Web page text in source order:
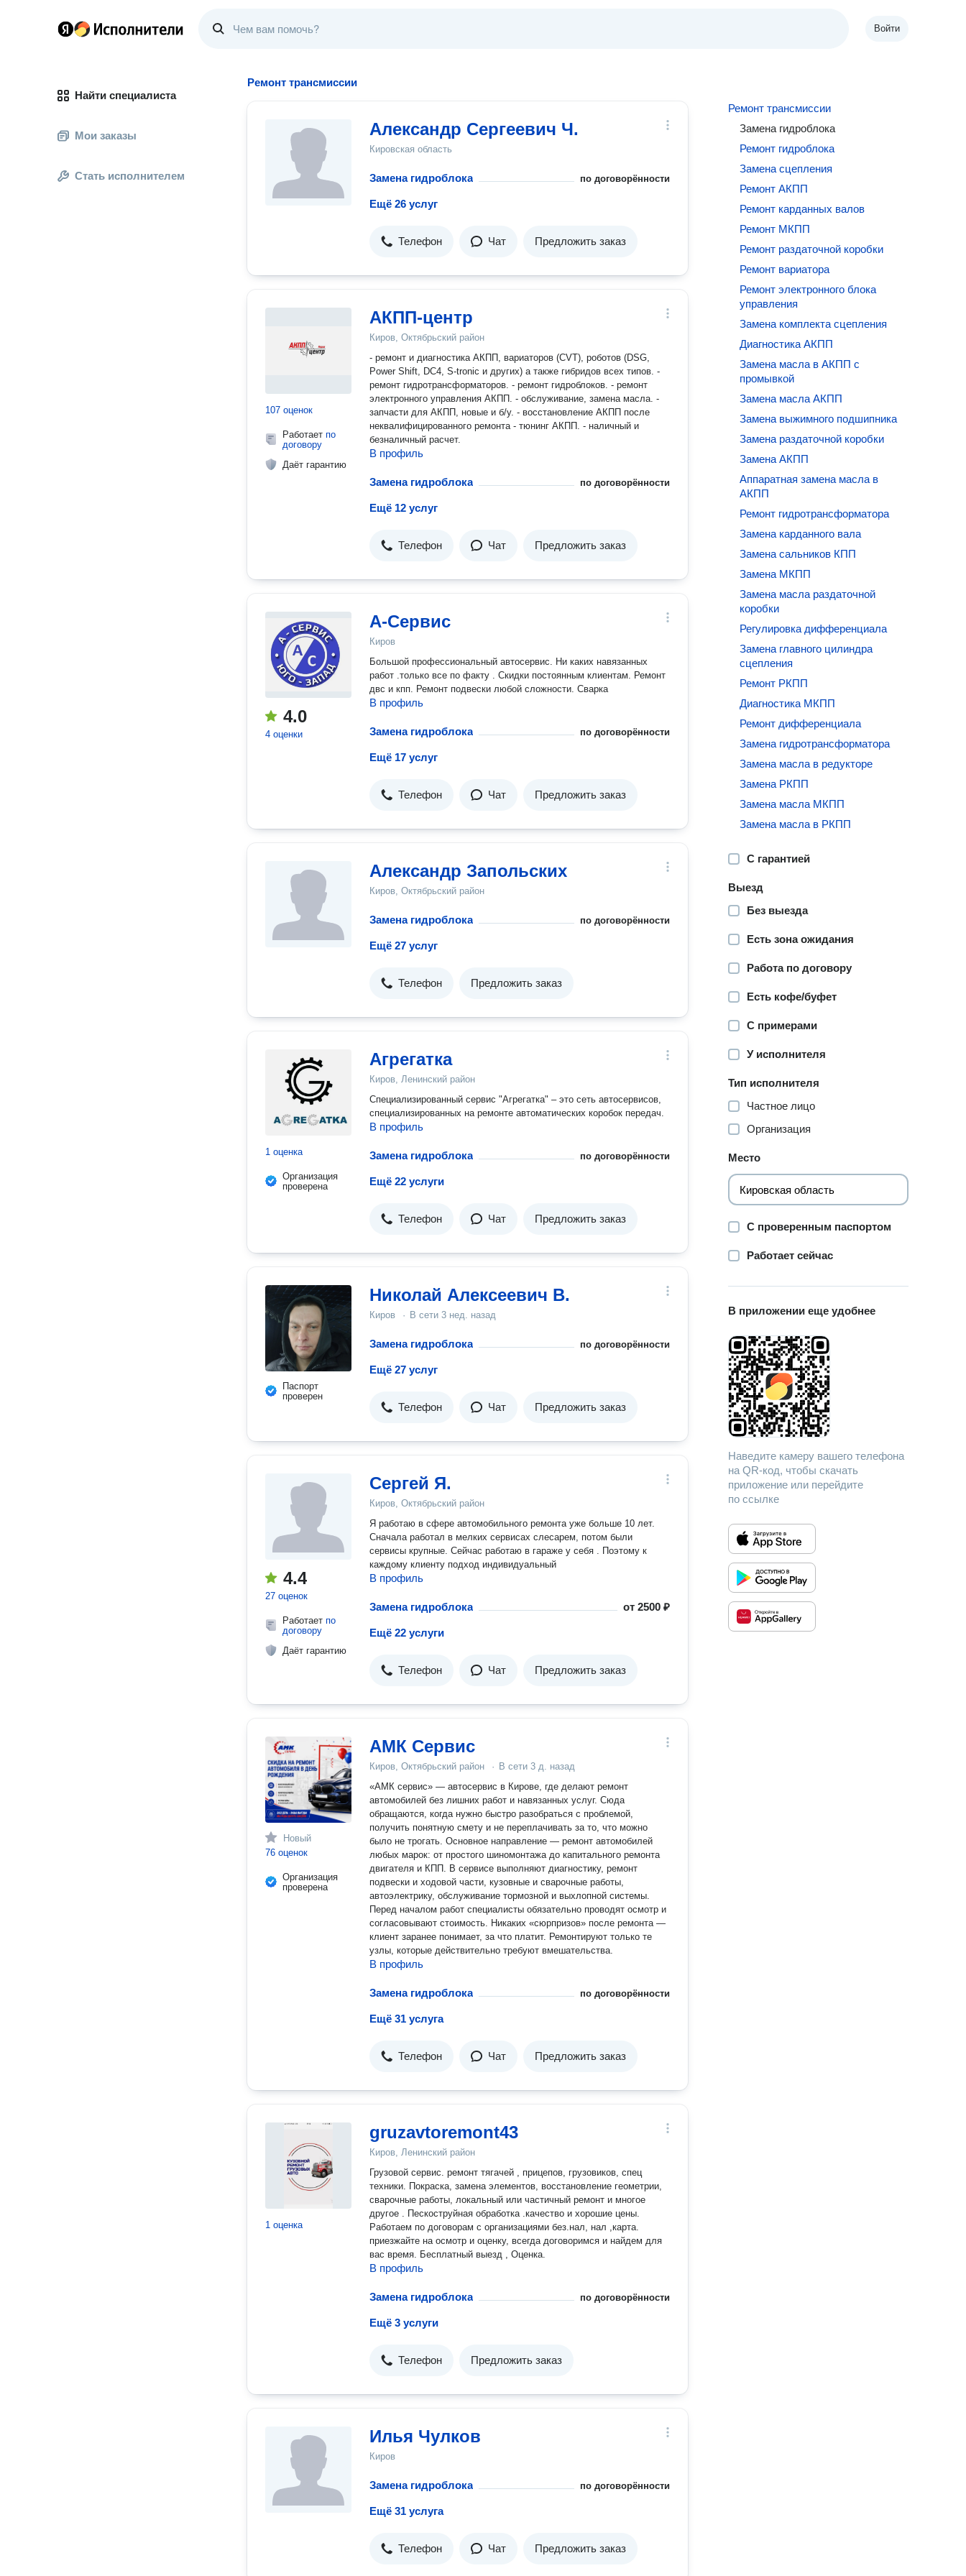
Войти
Найти специалиста
Мои заказы
Стать исполнителем
Ремонт трансмиссии
Александр Сергеевич Ч.
Кировская область
Замена гидроблока по договорённости
Ещё 26 услуг
Телефон Чат Предложить заказ
107 оценок
Работает по
договору
Даёт гарантию
АКПП-центр
Киров, Октябрьский район
- ремонт и диагностика АКПП, вариаторов (СVT), роботов (DSG,
Power Shift, DC4, S-tronic и других) а также гибридов всех типов. -
ремонт гидротрансформаторов. - ремонт гидроблоков. - ремонт
электронного управления АКПП. - обслуживание, замена масла. -
запчасти для АКПП, новые и б/у. - восстановление АКПП после
неквалифицированного ремонта - тюнинг АКПП. - наличный и
безналичный расчет.
В профиль
Замена гидроблока по договорённости
Ещё 12 услуг
Телефон Чат Предложить заказ
4.0
4 оценки
А-Сервис
Киров
Большой профессиональный автосервис. Ни каких навязанных
работ .только все по факту . Скидки постоянным клиентам. Ремонт
двс и кпп. Ремонт подвески любой сложности. Сварка
В профиль
Замена гидроблока по договорённости
Ещё 17 услуг
Телефон Чат Предложить заказ
Александр Запольских
Киров, Октябрьский район
Замена гидроблока по договорённости
Ещё 27 услуг
Телефон Предложить заказ
1 оценка
Организация
проверена
Агрегатка
Киров, Ленинский район
Специализированный сервис "Агрегатка" – это сеть автосервисов,
специализированных на ремонте автоматических коробок передач.
В профиль
Замена гидроблока по договорённости
Ещё 22 услуги
Телефон Чат Предложить заказ
Паспорт
проверен
Николай Алексеевич В.
Киров · В сети 3 нед. назад
Замена гидроблока по договорённости
Ещё 27 услуг
Телефон Чат Предложить заказ
4.4
27 оценок
Работает по
договору
Даёт гарантию
Сергей Я.
Киров, Октябрьский район
Я работаю в сфере автомобильного ремонта уже больше 10 лет.
Сначала работал в мелких сервисах слесарем, потом были
сервисы крупные. Сейчас работаю в гараже у себя . Поэтому к
каждому клиенту подход индивидуальный
В профиль
Замена гидроблока от2500 ₽
Ещё 22 услуги
Телефон Чат Предложить заказ
Новый
76 оценок
Организация
проверена
АМК Сервис
Киров, Октябрьский район · В сети 3 д. назад
«АМК сервис» — автосервис в Кирове, где делают ремонт
автомобилей без лишних работ и навязанных услуг. Сюда
обращаются, когда нужно быстро разобраться с проблемой,
получить понятную смету и не переплачивать за то, что можно
было не трогать. Основное направление — ремонт автомобилей
любых марок: от простого шиномонтажа до капитального ремонта
двигателя и КПП. В сервисе выполняют диагностику, ремонт
подвески и ходовой части, кузовные и сварочные работы,
автоэлектрику, обслуживание тормозной и выхлопной системы.
Перед началом работ специалисты обязательно проводят осмотр и
согласовывают стоимость. Никаких «сюрпризов» после ремонта —
клиент заранее понимает, за что платит. Ремонтируют только те
узлы, которые действительно требуют вмешательства.
В профиль
Замена гидроблока по договорённости
Ещё 31 услуга
Телефон Чат Предложить заказ
1 оценка
gruzavtoremont43
Киров, Ленинский район
Грузовой сервис. ремонт тягачей , прицепов, грузовиков, спец
техники. Покраска, замена элементов, восстановление геометрии,
сварочные работы, локальный или частичный ремонт и многое
другое . Пескоструйная обработка .качество и хорошие цены.
Работаем по договорам с организациями без.нал, нал ,карта.
приезжайте на осмотр и оценку, всегда договоримся и найдем для
вас время. Бесплатный выезд , Оценка.
В профиль
Замена гидроблока по договорённости
Ещё 3 услуги
Телефон Предложить заказ
Илья Чулков
Киров
Замена гидроблока по договорённости
Ещё 31 услуга
Телефон Чат Предложить заказ
Ремонт трансмиссии
Замена гидроблока
Ремонт гидроблока
Замена сцепления
Ремонт АКПП
Ремонт карданных валов
Ремонт МКПП
Ремонт раздаточной коробки
Ремонт вариатора
Ремонт электронного блока
управления
Замена комплекта сцепления
Диагностика АКПП
Замена масла в АКПП с
промывкой
Замена масла АКПП
Замена выжимного подшипника
Замена раздаточной коробки
Замена АКПП
Аппаратная замена масла в
АКПП
Ремонт гидротрансформатора
Замена карданного вала
Замена сальников КПП
Замена МКПП
Замена масла раздаточной
коробки
Регулировка дифференциала
Замена главного цилиндра
сцепления
Ремонт РКПП
Диагностика МКПП
Ремонт дифференциала
Замена гидротрансформатора
Замена масла в редукторе
Замена РКПП
Замена масла МКПП
Замена масла в РКПП
С гарантией
Выезд
Без выезда
Есть зона ожидания
Работа по договору
Есть кофе/буфет
С примерами
У исполнителя
Тип исполнителя
Частное лицо
Организация
Место
С проверенным паспортом
Работает сейчас
В приложении еще удобнее
Наведите камеру вашего телефона
на QR-код, чтобы скачать
приложение или перейдите
по ссылке